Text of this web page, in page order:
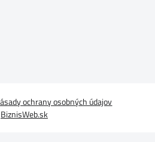
ochrany osobných údajov
BiznisWeb.sk